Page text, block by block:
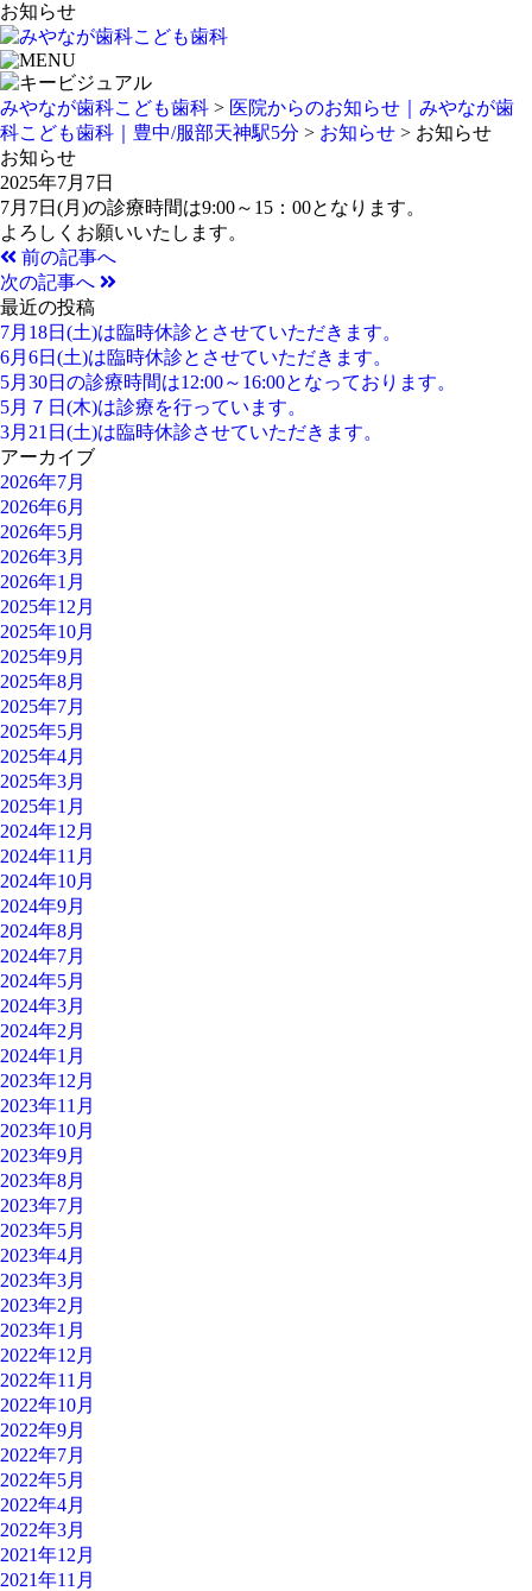
お知らせ
みやなが歯科こども歯科 > 医院からのお知らせ｜みやなが歯
科こども歯科｜豊中/服部天神駅5分 > お知らせ > お知らせ
お知らせ
2025年7月7日
7月7日(月)の診療時間は9:00～15：00となります。
よろしくお願いいたします。
前の記事へ
次の記事へ
最近の投稿
7月18日(土)は臨時休診とさせていただきます。
6月6日(土)は臨時休診とさせていただきます。
5月30日の診療時間は12:00～16:00となっております。
5月７日(木)は診療を行っています。
3月21日(土)は臨時休診させていただきます。
アーカイブ
2026年7月
2026年6月
2026年5月
2026年3月
2026年1月
2025年12月
2025年10月
2025年9月
2025年8月
2025年7月
2025年5月
2025年4月
2025年3月
2025年1月
2024年12月
2024年11月
2024年10月
2024年9月
2024年8月
2024年7月
2024年5月
2024年3月
2024年2月
2024年1月
2023年12月
2023年11月
2023年10月
2023年9月
2023年8月
2023年7月
2023年5月
2023年4月
2023年3月
2023年2月
2023年1月
2022年12月
2022年11月
2022年10月
2022年9月
2022年7月
2022年5月
2022年4月
2022年3月
2021年12月
2021年11月